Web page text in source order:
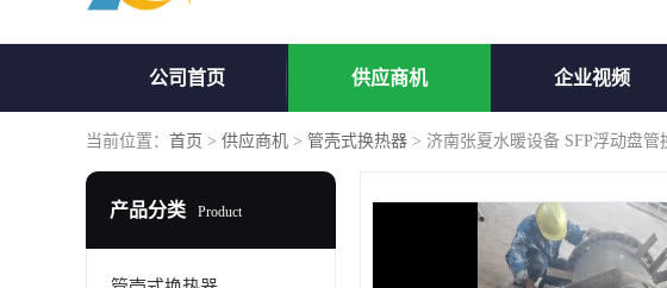
公司首页 供应商机 企业视频
当前位置： 首页 > 供应商机 > 管壳式换热器 > 济南张夏水暖设备 SFP浮动盘
产品分类 Product